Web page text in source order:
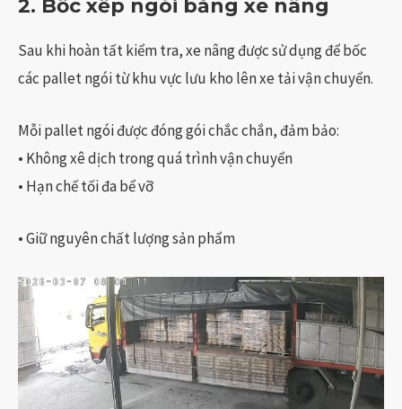
2. Bốc xếp ngói bằng xe nâng
Sau khi hoàn tất kiểm tra, xe nâng được sử dụng để bốc
các pallet ngói từ khu vực lưu kho lên xe tải vận chuyển.
Mỗi pallet ngói được đóng gói chắc chắn, đảm bảo:
• Không xê dịch trong quá trình vận chuyển
• Hạn chế tối đa bể vỡ
• Giữ nguyên chất lượng sản phẩm